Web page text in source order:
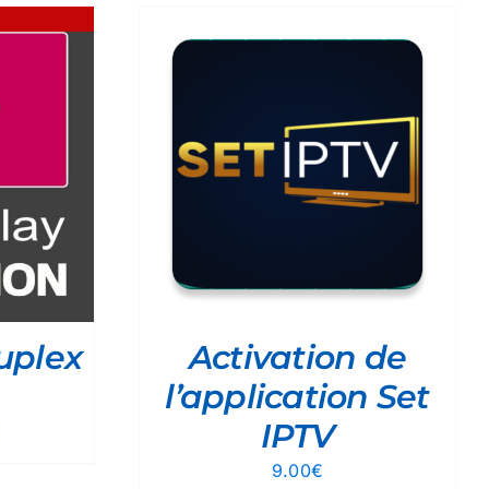
Activation de
l’application Set
IPTV
9.00€